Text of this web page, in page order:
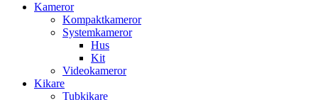
Kameror
Kompaktkameror
Systemkameror
Hus
Kit
Videokameror
Kikare
Tubkikare